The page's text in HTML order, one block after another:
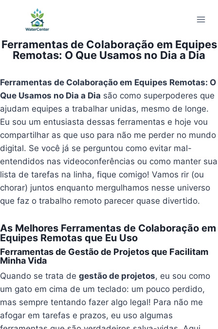
Conteúdo
Ferramentas de Colaboração em Equipes
Remotas: O Que Usamos no Dia a Dia
Ferramentas de Colaboração em Equipes Remotas: O
Que Usamos no Dia a Dia são como superpoderes que
ajudam equipes a trabalhar unidas, mesmo de longe.
Eu sou um entusiasta dessas ferramentas e hoje vou
compartilhar as que uso para não me perder no mundo
digital. Se você já se perguntou como evitar mal-
entendidos nas videoconferências ou como manter sua
lista de tarefas na linha, fique comigo! Vamos rir (ou
chorar) juntos enquanto mergulhamos nesse universo
que faz o trabalho remoto parecer quase divertido.
As Melhores Ferramentas de Colaboração em
Equipes Remotas que Eu Uso
Ferramentas de Gestão de Projetos que Facilitam
Minha Vida
Quando se trata degestão de projetos, eu sou como
um gato em cima de um teclado: um pouco perdido,
mas sempre tentando fazer algo legal! Para não me
afogar em tarefas e prazos, eu uso algumas